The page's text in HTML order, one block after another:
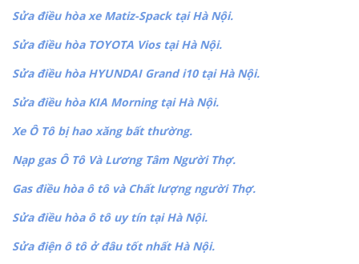
Sửa điều hòa xe Matiz-Spack tại Hà Nội.
Sửa điều hòa TOYOTA Vios tại Hà Nội.
Sửa điều hòa HYUNDAI Grand i10 tại Hà Nội.
Sửa điều hòa KIA Morning tại Hà Nội.
Xe Ô Tô bị hao xăng bất thường.
Nạp gas Ô Tô Và Lương Tâm Người Thợ.
Gas điều hòa ô tô và Chất lượng người Thợ.
Sửa điều hòa ô tô uy tín tại Hà Nội.
Sửa điện ô tô ở đâu tốt nhất Hà Nội.